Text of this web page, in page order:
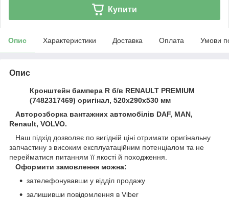
Купити
Опис Характеристики Доставка Оплата Умови
Опис
Кронштейн бампера R б/в RENAULT PREMIUM
(7482317469) оригінал, 520х290х530 мм
Авторозборка вантажних автомобілів DAF, MAN,
Renault, VOLVO.
Наш підхід дозволяє по вигідній ціні отримати оригінальну
запчастину з високим експлуатаційним потенціалом та не
перейматися питанням її якості й походження.
Оформити замовлення можна:
зателефонувавши у відділ продажу
залишивши повідомлення в Viber